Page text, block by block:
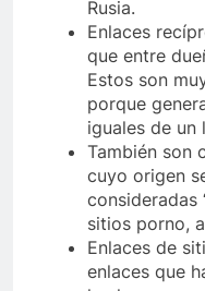
Rusia.
Enlaces
que entre
Estos son
porque
iguales de un
También son
cuyo origen
consideradas
sitios porno,
Enlaces de
enlaces que